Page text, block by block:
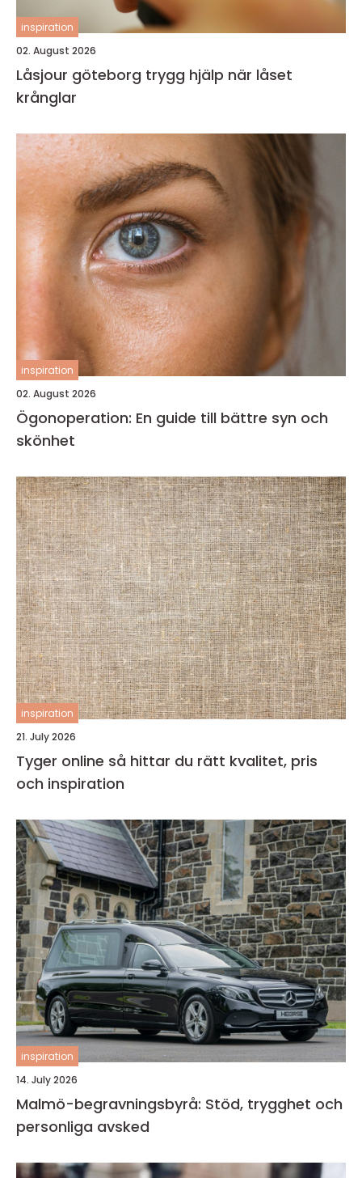
inspiration
02. August 2026
Låsjour göteborg trygg hjälp när låset
krånglar
inspiration
02. August 2026
Ögonoperation: En guide till bättre syn och
skönhet
inspiration
21. July 2026
Tyger online så hittar du rätt kvalitet, pris
och inspiration
inspiration
14. July 2026
Malmö-begravningsbyrå: Stöd, trygghet och
personliga avsked